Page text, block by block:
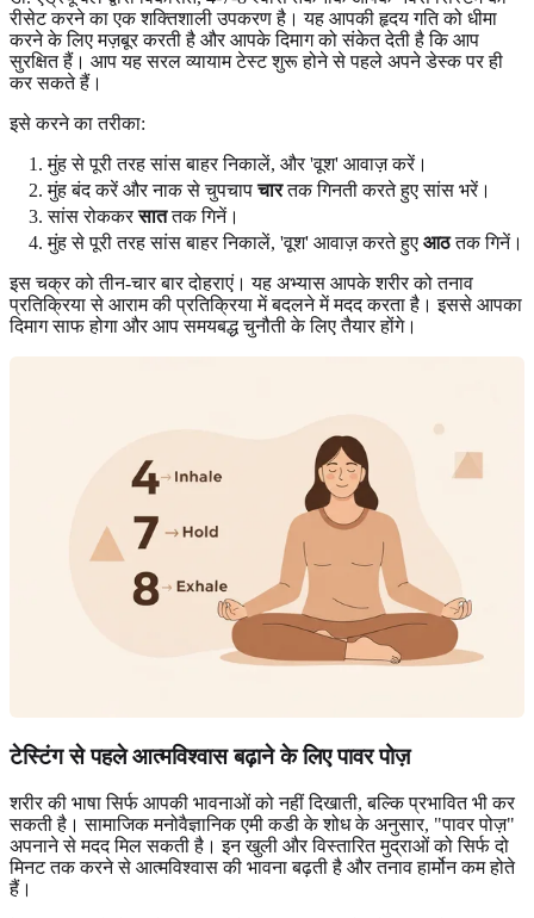
रीसेट करने का एक शक्तिशाली उपकरण है। यह आपकी हृदय गति को धीमा
करने के लिए मज़बूर करती है और आपके दिमाग को संकेत देती है कि आप
सुरक्षित हैं। आप यह सरल व्यायाम टेस्ट शुरू होने से पहले अपने डेस्क पर ही
कर सकते हैं।
इसे करने का तरीका:
मुंह से पूरी तरह सांस बाहर निकालें, और 'वूश' आवाज़ करें।
मुंह बंद करें और नाक से चुपचापचारतक गिनती करते हुए सांस भरें।
सांस रोककरसाततक गिनें।
मुंह से पूरी तरह सांस बाहर निकालें, 'वूश' आवाज़ करते हुए आठतक गिनें।
इस चक्र को तीन-चार बार दोहराएं। यह अभ्यास आपके शरीर को तनाव
प्रतिक्रिया से आराम की प्रतिक्रिया में बदलने में मदद करता है। इससे आपका
दिमाग साफ होगा और आप समयबद्ध चुनौती के लिए तैयार होंगे।
टेस्टिंग से पहले आत्मविश्वास बढ़ाने के लिए पावर पोज़
शरीर की भाषा सिर्फ आपकी भावनाओं को नहीं दिखाती, बल्कि प्रभावित भी कर
सकती है। सामाजिक मनोवैज्ञानिक एमी कडी के शोध के अनुसार, "पावर पोज़"
अपनाने से मदद मिल सकती है। इन खुली और विस्तारित मुद्राओं को सिर्फ दो
मिनट तक करने से आत्मविश्वास की भावना बढ़ती है और तनाव हार्मोन कम होते
हैं।